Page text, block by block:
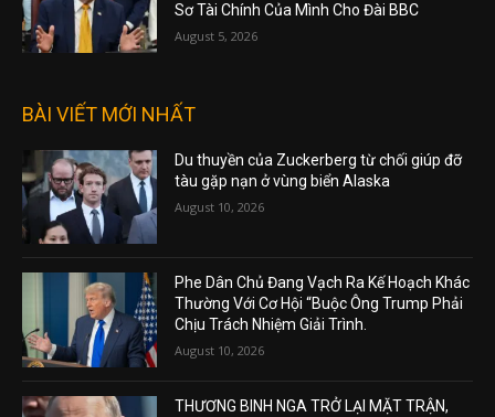
Sơ Tài Chính Của Mình Cho Đài BBC
August 5, 2026
BÀI VIẾT MỚI NHẤT
Du thuyền của Zuckerberg từ chối giúp đỡ
tàu gặp nạn ở vùng biển Alaska
August 10, 2026
Phe Dân Chủ Đang Vạch Ra Kế Hoạch Khác
Thường Với Cơ Hội “Buộc Ông Trump Phải
Chịu Trách Nhiệm Giải Trình.
August 10, 2026
THƯƠNG BINH NGA TRỞ LẠI MẶT TRẬN,